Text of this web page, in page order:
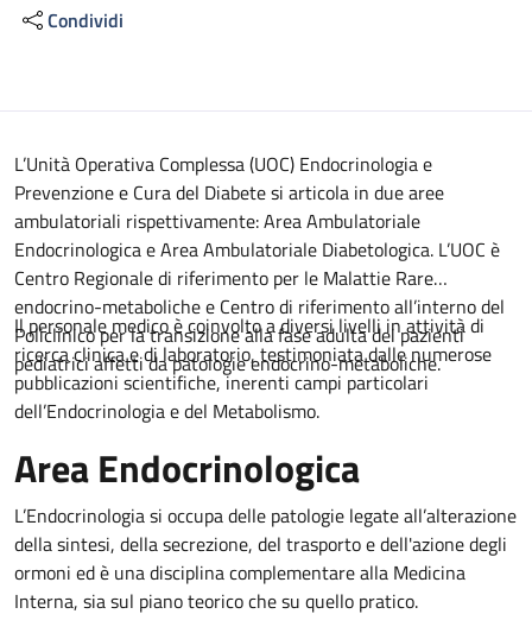
Condividi
Descrizione
L’Unità Operativa Complessa (UOC) Endocrinologia e
Prevenzione e Cura del Diabete si articola in due aree
ambulatoriali rispettivamente: Area Ambulatoriale
Endocrinologica e Area Ambulatoriale Diabetologica. L’UOC è
Centro Regionale di riferimento per le Malattie Rare
endocrino-metaboliche e Centro di riferimento all’interno del
Policlinico per la transizione alla fase adulta dei pazienti
pediatrici affetti da patologie endocrino-metaboliche.
Il personale medico è coinvolto a diversi livelli in attività di
ricerca clinica e di laboratorio, testimoniata dalle numerose
pubblicazioni scientifiche, inerenti campi particolari
dell’Endocrinologia e del Metabolismo.
Area Endocrinologica
L’Endocrinologia si occupa delle patologie legate all’alterazione
della sintesi, della secrezione, del trasporto e dell'azione degli
ormoni ed è una disciplina complementare alla Medicina
Interna, sia sul piano teorico che su quello pratico.